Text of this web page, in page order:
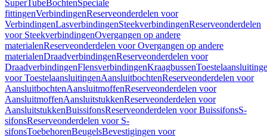
SuperTubeBochtenSpeciale
fittingenVerbindingenReserveonderdelen voor
VerbindingenLasverbindingenSteekverbindingenReserveonderdelen
voor SteekverbindingenOvergangen op andere
materialenReserveonderdelen voor Overgangen op andere
materialenDraadverbindingenReserveonderdelen voor
DraadverbindingenFlensverbindingenKraagbussen
voor ToestelaansluitingenAansluitbochtenReserveonderdelen voor
AansluitbochtenAansluitmoffenReserveonderdelen voor
AansluitmoffenAansluitstukkenReserveonderdelen voor
AansluitstukkenBuissifonsReserveonderdelen voor BuissifonsS-
sifonsReserveonderdelen voor S-
sifonsToebehorenBeugelsBevestigingen voor